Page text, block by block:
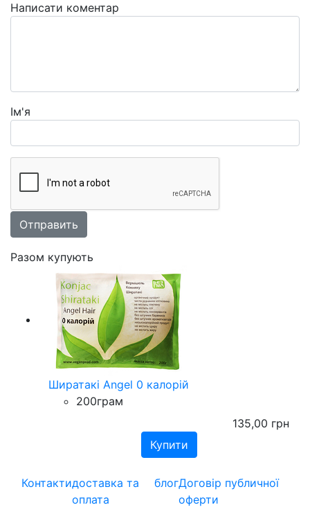
Написати коментар
Ім'я
Разом купують
Ширатакі Angel 0 калорій
200грам
135,00 грн
Контактидоставка та
оплата
блогДоговір публичної
оферти